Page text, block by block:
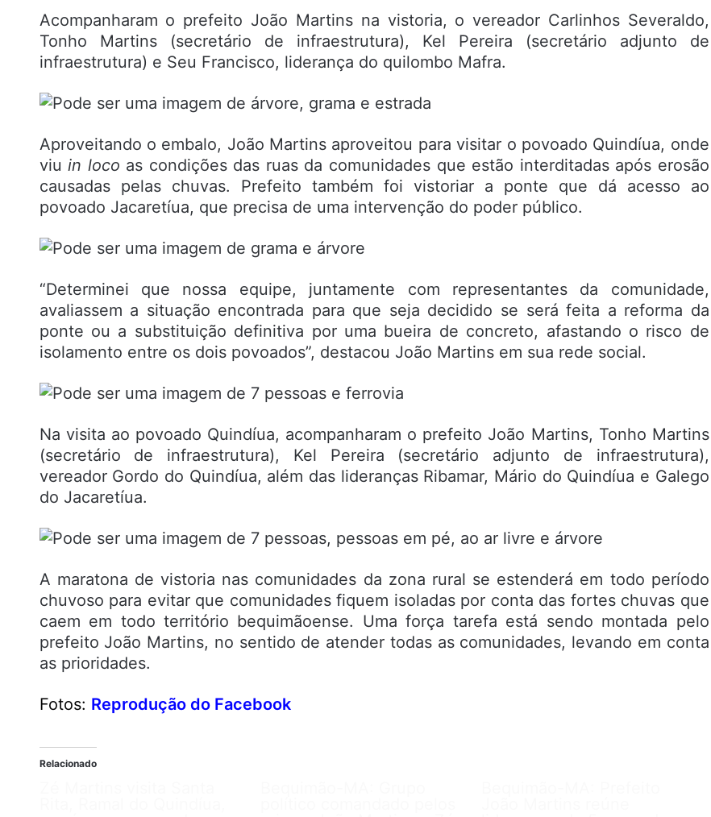
Acompanharam o prefeito João Martins na vistoria, o vereador Carlinhos Severaldo,
Tonho Martins (secretário de infraestrutura), Kel Pereira (secretário adjunto de
infraestrutura) e Seu Francisco, liderança do quilombo Mafra.
Aproveitando o embalo, João Martins aproveitou para visitar o povoado Quindíua, onde
viuin loco as condições das ruas da comunidades que estão interditadas após erosão
causadas pelas chuvas. Prefeito também foi vistoriar a ponte que dá acesso ao
povoado Jacaretíua, que precisa de uma intervenção do poder público.
“Determinei que nossa equipe, juntamente com representantes da comunidade,
avaliassem a situação encontrada para que seja decidido se será feita a reforma da
ponte ou a substituição definitiva por uma bueira de concreto, afastando o risco de
isolamento entre os dois povoados”, destacou João Martins em sua rede social.
Na visita ao povoado Quindíua, acompanharam o prefeito João Martins, Tonho Martins
(secretário de infraestrutura), Kel Pereira (secretário adjunto de infraestrutura),
vereador Gordo do Quindíua, além das lideranças Ribamar, Mário do Quindíua e Galego
do Jacaretíua.
A maratona de vistoria nas comunidades da zona rural se estenderá em todo período
chuvoso para evitar que comunidades fiquem isoladas por conta das fortes chuvas que
caem em todo território bequimãoense. Uma força tarefa está sendo montada pelo
prefeito João Martins, no sentido de atender todas as comunidades, levando em conta
as prioridades.
Fotos: Reprodução do Facebook
Relacionado